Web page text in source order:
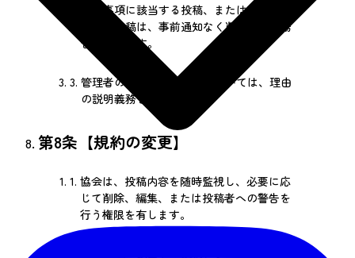
禁止事項に該当する投稿、またはその恐れ
がある投稿は、事前通知なく削除される場
合があります。
3. 管理者の判断による措置については、理由
の説明義務を負いません。
第8条【規約の変更】
1. 協会は、投稿内容を随時監視し、必要に応
じて削除、編集、または投稿者への警告を
行う権限を有します。